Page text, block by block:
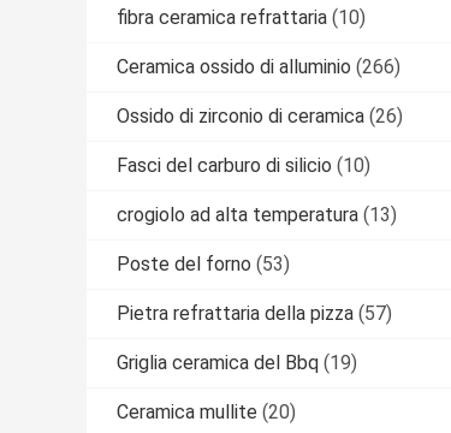
fibra ceramica refrattaria (10)
Ceramica ossido di alluminio (266)
Ossido di zirconio di ceramica (26)
Fasci del carburo di silicio (10)
crogiolo ad alta temperatura (13)
Poste del forno (53)
Pietra refrattaria della pizza (57)
Griglia ceramica del Bbq (19)
Ceramica mullite (20)